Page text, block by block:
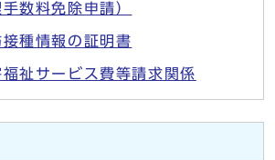
数料免除申請）
種情報の証明書
福祉サービス費等請求関係